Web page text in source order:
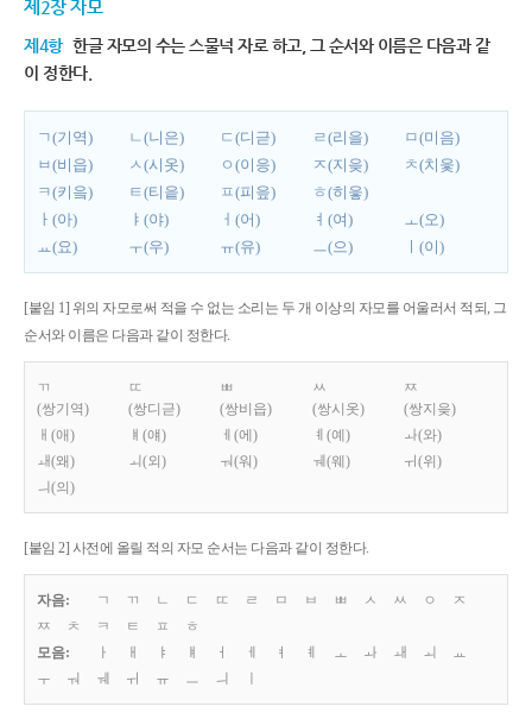
제2장 자모
제4항 한글 자모의 수는 스물넉 자로 하고, 그 순서와 이름은 다음과 같
이 정한다.
ㄱ(기역) ㄴ(니은) ㄷ(디귿) ㄹ(리을)
ㅁ(미음)
ㅂ(비읍)
ㅅ(시옷) ㅇ(이응) ㅈ(지읒)
ㅊ(치읓)
ㅋ(키읔)
ㅌ(티읕) ㅍ(피읖)
ㅎ(히읗)
ㅏ(아)
ㅑ(야) ㅓ(어) ㅕ(여)
ㅗ(오)
ㅛ(요)
ㅜ(우) ㅠ(유) ㅡ(으) ㅣ(이)
[붙임 1] 위의 자모로써 적을 수 없는 소리는 두 개 이상의 자모를 어울러서 적되, 그
순서와 이름은 다음과 같이 정한다.
ㄲ
(쌍기역)
ㄸ
(쌍디귿)
ㅃ
(쌍비읍)
ㅆ
(쌍시옷)
ㅉ
(쌍지읒)
ㅐ(애)
ㅒ(얘) ㅔ(에) ㅖ(예)
ㅘ(와)
ㅙ(왜)
ㅚ(외) ㅝ(워) ㅞ(웨)
ㅟ(위)
ㅢ(의)
[붙임 2] 사전에 올릴 적의 자모 순서는 다음과 같이 정한다.
자음: ㄱ ㄲ ㄴ ㄷ ㄸ ㄹ ㅁ ㅂ ㅃ ㅅ ㅆ ㅇ
ㅈ
ㅉ
ㅊ ㅋ ㅌ ㅍ
ㅎ
모음:
ㅏ ㅐ ㅑ ㅒ ㅓ ㅔ ㅕ ㅖ ㅗ ㅘ ㅙ ㅚ
ㅛ
ㅜ
ㅝ ㅞ ㅟ ㅠ ㅡ ㅢ